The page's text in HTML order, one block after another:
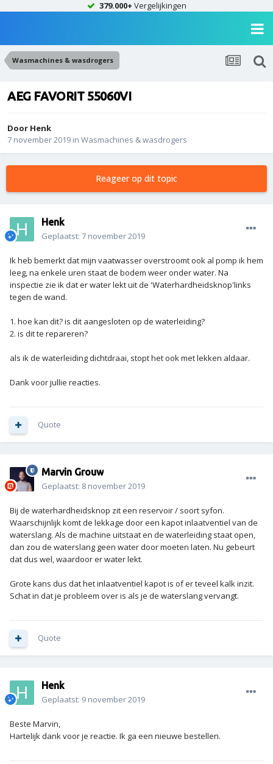
379.000+ Vergelijkingen
Wasmachines & wasdrogers
AEG FAVORIT 55060VI
Door Henk
7 november 2019 in Wasmachines & wasdrogers
Reageer op dit topic
Henk
Geplaatst: 7 november 2019
Ik heb bemerkt dat mijn vaatwasser overstroomt ook al pomp ik hem
leeg, na enkele uren staat de bodem weer onder water. Na
inspectie zie ik dat er water lekt uit de 'Waterhardheidsknop'links
tegen de wand.
1. hoe kan dit? is dit aangesloten op de waterleiding?
2. is dit te repareren?
als ik de waterleiding dichtdraai, stopt het ook met lekken aldaar.
Dank voor jullie reacties.
Quote
Marvin Grouw
Geplaatst: 8 november 2019
Bij de waterhardheidsknop zit een reservoir / soort syfon.
Waarschijnlijk komt de lekkage door een kapot inlaatventiel van de
waterslang. Als de machine uitstaat en de waterleiding staat open,
dan zou de waterslang geen water door moeten laten. Nu gebeurt
dat dus wel, waardoor er water lekt.
Grote kans dus dat het inlaatventiel kapot is of er teveel kalk inzit.
Schat in dat je probleem over is als je de waterslang vervangt.
Quote
Henk
Geplaatst: 9 november 2019
Beste Marvin,
Hartelijk dank voor je reactie. Ik ga een nieuwe bestellen.